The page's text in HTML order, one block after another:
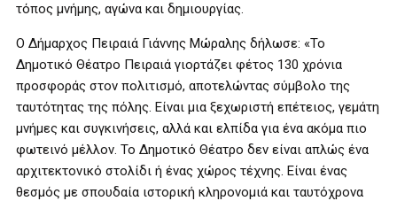
τόπος μνήμης, αγώνα και δημιουργίας.
Ο Δήμαρχος Πειραιά Γιάννης Μώραλης δήλωσε: «Το
Δημοτικό Θέατρο Πειραιά γιορτάζει φέτος 130 χρόνια
προσφοράς στον πολιτισμό, αποτελώντας σύμβολο της
ταυτότητας της πόλης. Είναι μια ξεχωριστή επέτειος, γεμάτη
μνήμες και συγκινήσεις, αλλά και ελπίδα για ένα ακόμα πιο
φωτεινό μέλλον. Το Δημοτικό Θέατρο δεν είναι απλώς ένα
αρχιτεκτονικό στολίδι ή ένας χώρος τέχνης. Είναι ένας
θεσμός με σπουδαία ιστορική κληρονομιά και ταυτόχρονα